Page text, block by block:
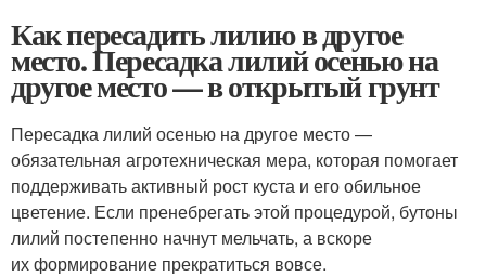
Как пересадить лилию в другое
место. Пересадка лилий осенью на
другое место — в открытый грунт
Пересадка лилий осенью на другое место —
обязательная агротехническая мера, которая помогает
поддерживать активный рост куста и его обильное
цветение. Если пренебрегать этой процедурой, бутоны
лилий постепенно начнут мельчать, а вскоре
их формирование прекратиться вовсе.